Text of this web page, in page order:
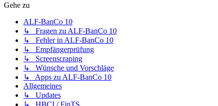
Gehe zu
ALF-BanCo 10
↳ Fragen zu ALF-BanCo 10
↳ Fehler in ALF-BanCo 10
↳ Empfängerprüfung
↳ Screenscraping
↳ Wünsche und Vorschläge
↳ Apps zu ALF-BanCo 10
Allgemeines
↳ Updates
↳ HBCI / FinTS